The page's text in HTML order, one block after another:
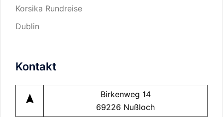
Korsika Rundreise
Dublin
Kontakt
navigation
Birkenweg 14
69226 Nußloch